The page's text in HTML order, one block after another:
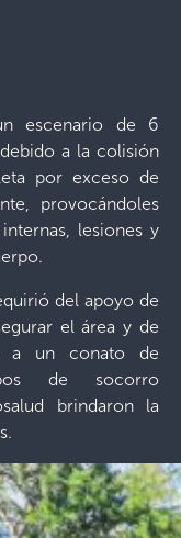
escenario de 6
a la colisión
por exceso de
provocándoles
lesiones y
del apoyo de
el área y de
a un conato de
de socorro
brindaron la